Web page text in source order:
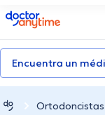
doctoranytime
Encuentra un
Ortodoncistas